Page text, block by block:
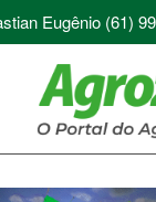
Eugênio (61)